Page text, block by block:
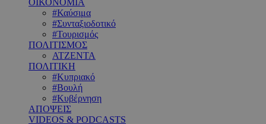
ΟΙΚΟΝΟΜΙΑ
#Καύσιμα
#Συνταξιοδοτικό
#Τουρισμός
ΠΟΛΙΤΙΣΜΟΣ
ΑΤΖΕΝΤΑ
ΠΟΛΙΤΙΚΗ
#Κυπριακό
#Βουλή
#Κυβέρνηση
ΑΠΟΨΕΙΣ
VIDEOS & PODCASTS